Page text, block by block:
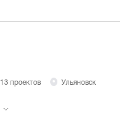
13 проектов Ульяновск